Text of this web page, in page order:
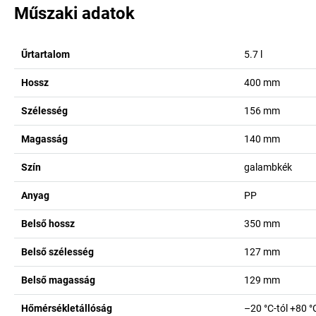
Műszaki adatok
Űrtartalom 5.7
Hossz 400 mm
Szélesség 156 mm
Magasság 140 mm
Szín galambkék
Anyag PP
Belső hossz 350 mm
Belső szélesség 127 mm
Belső magasság 129 mm
Hőmérsékletállóság –20 °C-tól +80